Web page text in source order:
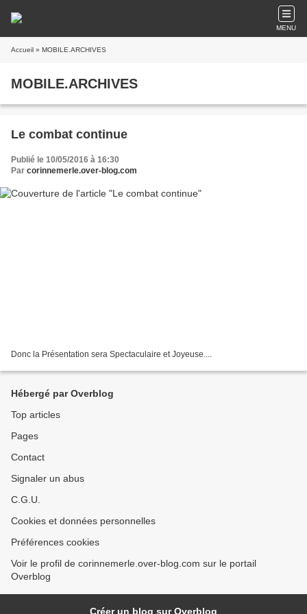
MENU
Accueil » MOBILE.ARCHIVES
MOBILE.ARCHIVES
Le combat continue
Publié le 10/05/2016 à 16:30
Par corinnemerle.over-blog.com
Donc la Présentation sera Spectaculaire et Joyeuse....
Hébergé par Overblog
Top articles
Pages
Contact
Signaler un abus
C.G.U.
Cookies et données personnelles
Préférences cookies
Voir le profil de corinnemerle.over-blog.com sur le portail
Overblog
Créer un blog sur Overblog